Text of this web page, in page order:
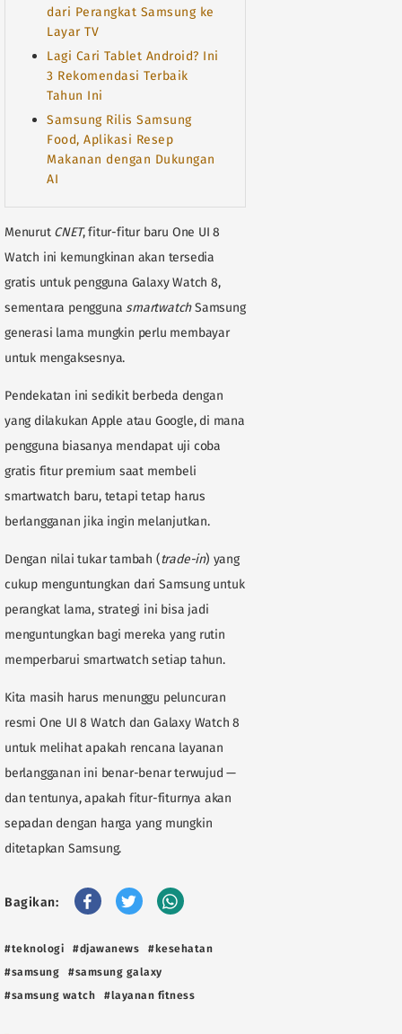
dari Perangkat Samsung ke
Layar TV
Lagi Cari Tablet Android? Ini
3 Rekomendasi Terbaik
Tahun Ini
Samsung Rilis Samsung
Food, Aplikasi Resep
Makanan dengan Dukungan
AI
Menurut CNET, fitur-fitur baru One UI 8
Watch ini kemungkinan akan tersedia
gratis untuk pengguna Galaxy Watch 8,
sementara penggunasmartwatchSamsung
generasi lama mungkin perlu membayar
untuk mengaksesnya.
Pendekatan ini sedikit berbeda dengan
yang dilakukan Apple atau Google, di mana
pengguna biasanya mendapat uji coba
gratis fitur premium saat membeli
smartwatch baru, tetapi tetap harus
berlangganan jika ingin melanjutkan.
Dengan nilai tukar tambah (trade-in) yang
cukup menguntungkan dari Samsung untuk
perangkat lama, strategi ini bisa jadi
menguntungkan bagi mereka yang rutin
memperbarui smartwatch setiap tahun.
Kita masih harus menunggu peluncuran
resmi One UI 8 Watch dan Galaxy Watch 8
untuk melihat apakah rencana layanan
berlangganan ini benar-benar terwujud —
dan tentunya, apakah fitur-fiturnya akan
sepadan dengan harga yang mungkin
ditetapkan Samsung.
Bagikan:
#teknologi #djawanews
#kesehatan
#samsung
#samsung galaxy
#samsung watch
#layanan fitness